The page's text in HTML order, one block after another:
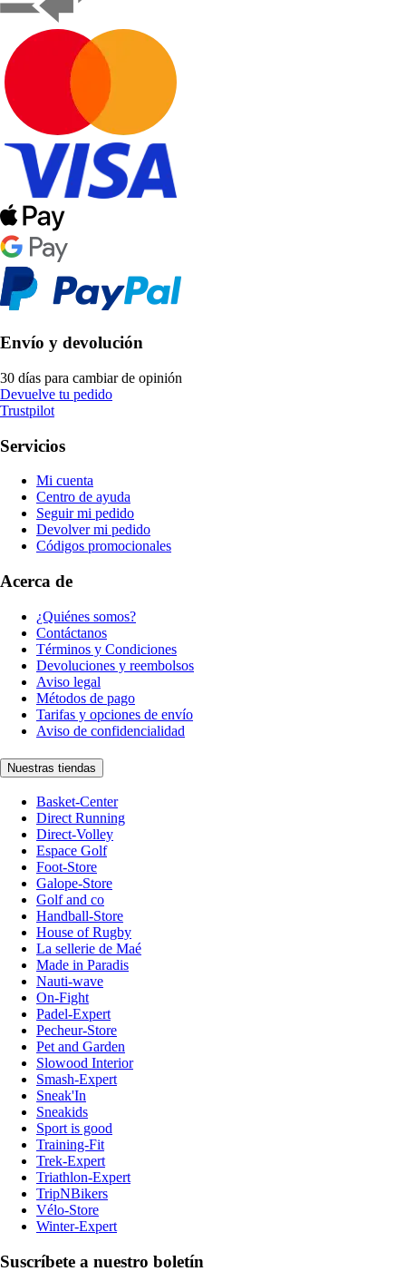
Envío y devolución
30 días para cambiar de opinión
Devuelve tu pedido
Trustpilot
Servicios
Mi cuenta
Centro de ayuda
Seguir mi pedido
Devolver mi pedido
Códigos promocionales
Acerca de
¿Quiénes somos?
Contáctanos
Términos y Condiciones
Devoluciones y reembolsos
Aviso legal
Métodos de pago
Tarifas y opciones de envío
Aviso de confidencialidad
Nuestras tiendas
Basket-Center
Direct Running
Direct-Volley
Espace Golf
Foot-Store
Galope-Store
Golf and co
Handball-Store
House of Rugby
La sellerie de Maé
Made in Paradis
Nauti-wave
On-Fight
Padel-Expert
Pecheur-Store
Pet and Garden
Slowood Interior
Smash-Expert
Sneak'In
Sneakids
Sport is good
Training-Fit
Trek-Expert
Triathlon-Expert
TripNBikers
Vélo-Store
Winter-Expert
Suscríbete a nuestro boletín